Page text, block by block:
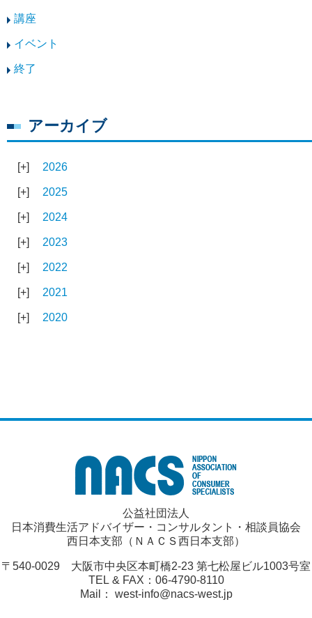
講座
イベント
終了
アーカイブ
2026
2025
2024
2023
2022
2021
2020
公益社団法人
日本消費生活アドバイザー・コンサルタント・相談員協会
西日本支部（ＮＡＣＳ西日本支部）
〒540-0029 大阪市中央区本町橋2-23 第七松屋ビル1003号室
TEL & FAX：06-4790-8110
Mail： west-info@nacs-west.jp